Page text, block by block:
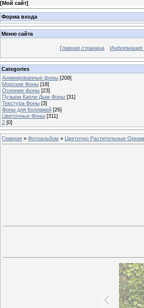
[Мой сайт]
Форма входа
Меню сайта
Главная страница Информация
Categories
Анимированные фоны [208]
Морские Фоны [18]
Осенние фоны [23]
Пузыри Капли Дым Фоны [31]
Текстура Фоны [3]
Фоны для Коллажей [26]
Цветочные Фоны [311]
2 [0]
Главная » Фотоальбом » Цветочно Растительные